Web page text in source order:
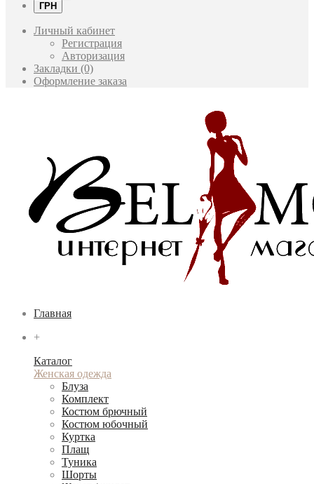
ГРН
Личный кабинет
Регистрация
Авторизация
Закладки (0)
Оформление заказа
Главная
+
Каталог
Женская одежда
Блуза
Комплект
Костюм брючный
Костюм юбочный
Куртка
Плащ
Туника
Шорты